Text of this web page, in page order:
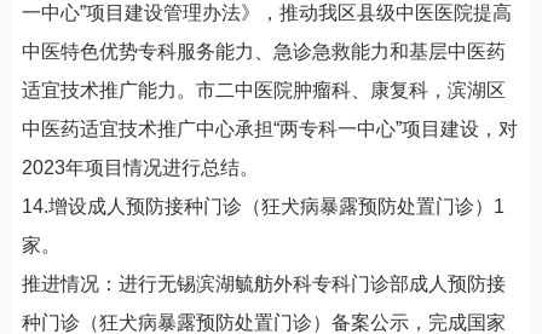
一中心”项目建设管理办法》，推动我区县级中医医院提高
中医特色优势专科服务能力、急诊急救能力和基层中医药
适宜技术推广能力。市二中医院肿瘤科、康复科，滨湖区
中医药适宜技术推广中心承担“两专科一中心”项目建设，对
2023年项目情况进行总结。
14.增设成人预防接种门诊（狂犬病暴露预防处置门诊）1
家。
推进情况：进行无锡滨湖毓舫外科专科门诊部成人预防接
种门诊（狂犬病暴露预防处置门诊）备案公示，完成国家